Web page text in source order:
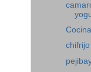
chifrijo